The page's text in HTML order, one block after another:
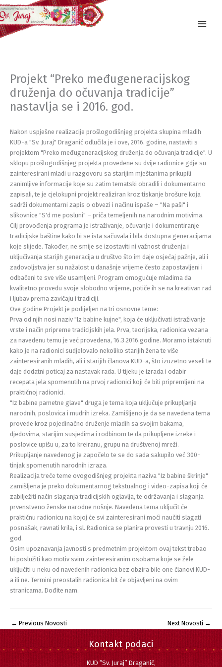
Skip
to
content
Projekt “Preko međugeneracijskog
druženja do očuvanja tradicije”
nastavlja se i 2016. god.
Nakon uspješne realizacije prošlogodišnjeg projekta skupina mladih
KUD-a "Sv. Juraj" Draganić odlučila je i ove, 2016. godine, nastaviti s
projektom "Preko međugeneracijskog druženja do očuvanja tradicije". U
sklopu prošlogodišnjeg projekta provedene su dvije radionice gdje su
zainteresirani mladi u razgovoru sa starijim mještanima prikupili
zanimljive informacije koje su zatim tematski obradili i dokumentarno
zapisali, te je cjelokupni projekt realiziran kroz tiskanje brošure koja
sadrži dokumentarni zapis o obvezi i načinu ispaše – "Na paši" i
slikovnice "S'd me posluni" – priča temeljenih na narodnim motivima.
Cilj provođenja programa je istraživanje, očuvanje i dokumentiranje
tradicijske baštine kako bi se ista sačuvala i bila dostupna generacijama
koje slijede. Također, ne smije se izostaviti ni važnost druženja i
uključivanja starijih generacija u društvo što im daje osjećaj pažnje, ali i
zadovoljstva jer su nažalost u današnje vrijeme često zapostavljeni i
odbačeni te sve više usamljeni. Program omogućuje mladima da
kvalitetno provedu svoje slobodno vrijeme, potiče ih se na kreativan rad
i ljubav prema zavičaju i tradiciji.
Ove godine Projekt je podijeljen na tri osnovne teme:
Prva od njih nosi naziv "Iz babine kujne", koja će uključivati istraživanje
vrste i način pripreme tradicijskih jela. Prva, teorijska, radionica vezana
za navedenu temu je već provedena, 16.3.2016.godine. Moramo istaknuti
kako je na radionici sudjelovalo nekoliko starijih žena te više
zainteresiranih mladih, ali i starijih članova KUD-a, što izuzetno veseli te
daje dodatni poticaj za nastavak rada. U tijeku je izrada i odabir
recepata jela spomenutih na prvoj radionici koji će biti pripremljeni na
praktičnoj radionici.
"Iz babine pametne glave" druga je tema koja uključuje prikupljanje
narodnih, poslovica i mudrih izreka. Zamišljeno je da se navedena tema
provede kroz pojedinačno druženje mladih sa svojim bakama,
djedovima, starijim susjedima i rodbinom te da prikupljene izreke i
poslovice upišu u, za to kreiranu, grupu na društvenoj mreži.
Prikupljanje navedenog je započelo te se do sada sakupilo već 300-
tinjak spomenutih narodnih izraza.
Realizacija treće teme ovogodišnjeg projekta naziva "Iz babine škrinje"
zamišljena je preko dokumentarnog tekstualnog i video-zapisa koji će
zabilježiti način slaganja tradicijskih oglavlja, te održavanja i slaganja
prvenstveno ženske narodne nošnje. Navedena tema uključit će
praktičnu radionicu na kojoj će svi zainteresirani moći naučiti slagati
posnašak, ravnati krila, i sl. Radionica se planira provesti u travnju 2016.
god.
Osim upoznavanja javnosti s predmetnim projektom ovaj tekst trebao
bi poslužiti kao motiv svim zainteresiranim osobama koje se žele
uključiti u neku od navedenih radionica bez obzira bile one članovi KUD-
a ili ne. Termini preostalih radionica bit će objavljeni na ovim
stranicama. Dođite nam.
← Previous Novosti Next Novosti →
Kontakt podaci
KUD “Sv. Juraj” Draganić,